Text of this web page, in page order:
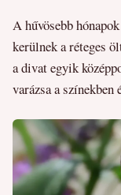
A hűvösebb
kerülnek a réteges
a divat egyik
varázsa a színekben